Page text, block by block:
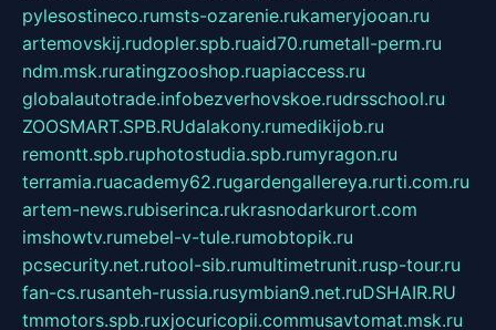
pylesostineco.rumsts-ozarenie.rukameryjooan.ru
artemovskij.rudopler.spb.ruaid70.rumetall-perm.ru
ndm.msk.ruratingzooshop.ruapiaccess.ru
globalautotrade.infobezverhovskoe.rudrsschool.ru
ZOOSMART.SPB.RUdalakony.rumedikijob.ru
remontt.spb.ruphotostudia.spb.rumyragon.ru
terramia.ruacademy62.rugardengallereya.rurti.com.ru
artem-news.rubiserinca.rukrasnodarkurort.com
imshowtv.rumebel-v-tule.rumobtopik.ru
pcsecurity.net.rutool-sib.rumultimetrunit.rusp-tour.ru
fan-cs.rusanteh-russia.rusymbian9.net.ruDSHAIR.RU
tmmotors.spb.ruxjocuricopii.commusavtomat.msk.ru